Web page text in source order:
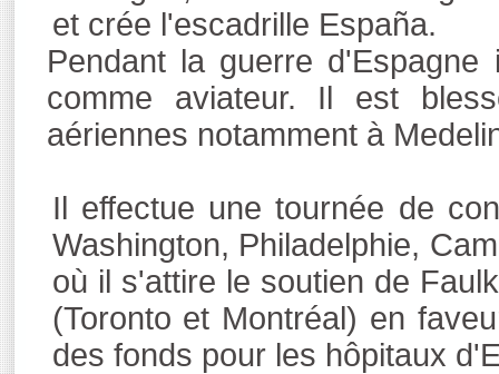
et crée l'escadrille España.
Pendant la guerre
comme aviateur. Il est
aériennes notamment à
Il effectue une tournée de
Washington, Philadelphie,
où il s'attire le soutien de
(Toronto et Montréal) en
des fonds pour les hôpitaux